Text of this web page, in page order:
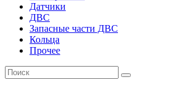
Датчики
ДВС
Запасные части ДВС
Кольца
Прочее